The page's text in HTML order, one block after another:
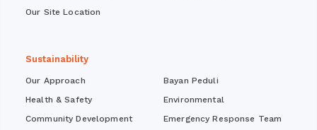
Our Site Location
Sustainability
Our Approach
Bayan Peduli
Health & Safety
Environmental
Community Development
Emergency Response Team